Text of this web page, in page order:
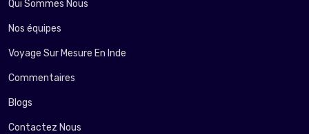
Qui Sommes Nous
Nos équipes
Voyage Sur Mesure En Inde
Commentaires
Blogs
Contactez Nous